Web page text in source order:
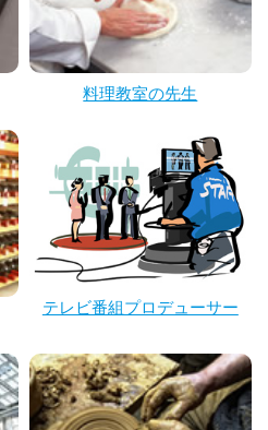
料理教室の先生
テレビ番組プロデューサー